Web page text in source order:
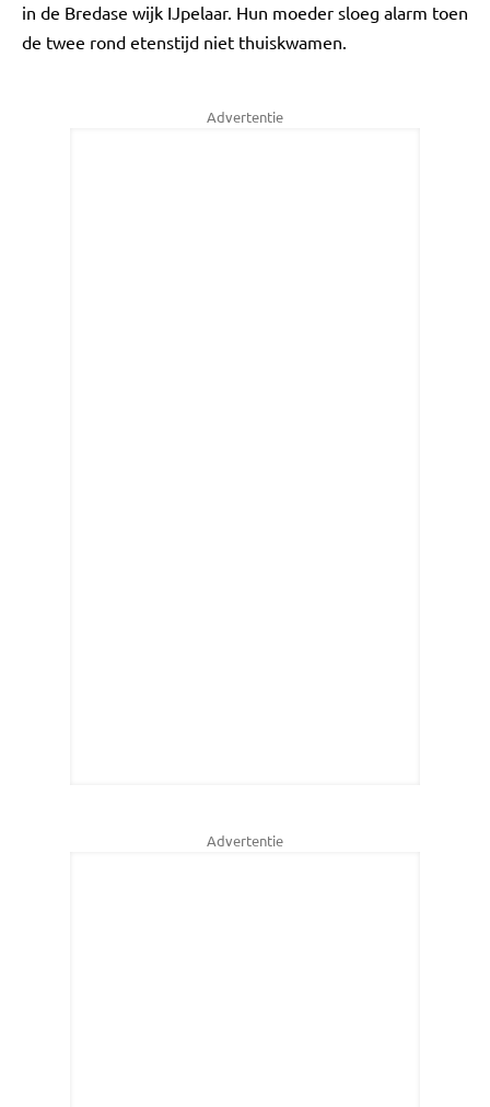
in de Bredase wijk IJpelaar. Hun moeder sloeg alarm toen
de twee rond etenstijd niet thuiskwamen.
Advertentie
Advertentie